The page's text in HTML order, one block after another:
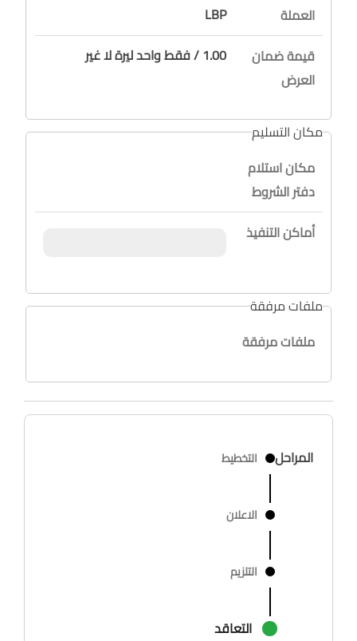
العملة
LBP
قيمة ضمان
العرض
1.00 / فقط واحد ليرة لا غير
مكان التسليم
مكان استلام
دفتر الشروط
أماكن التنفيذ
ملفات مرفقة
ملفات مرفقة
المراحل التخطيط
الاعلان
التلزيم
التعاقد